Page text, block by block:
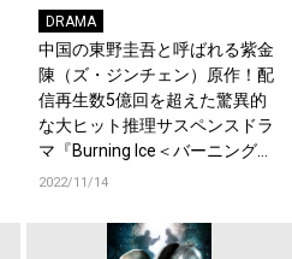
DRAMA
中国の東野圭吾と呼ばれる紫金
陳（ズ・ジンチェン）原作！配
信再生数5億回を超えた驚異的
な大ヒット推理サスペンスドラ
マ『Burning Ice＜バーニング・
アイス＞―無証之罪―』全12話
2022/11/14